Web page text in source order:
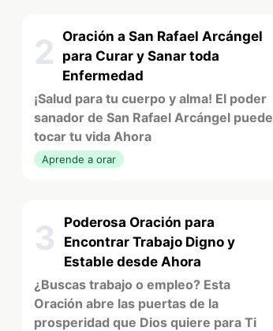
2 Oración a San Rafael Arcángel
para Curar y Sanar toda
Enfermedad
¡Salud para tu cuerpo y alma! El poder
sanador de San Rafael Arcángel puede
tocar tu vida Ahora
Aprende a orar
3
Poderosa Oración para
Encontrar Trabajo Digno y
Estable desde Ahora
¿Buscas trabajo o empleo? Esta
Oración abre las puertas de la
prosperidad que Dios quiere para Ti